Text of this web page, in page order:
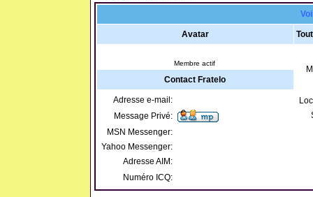
Avatar
Membre actif
Contact Fratelo
Adresse e-mail:
Message Privé:
MSN Messenger:
Yahoo Messenger:
Adresse AIM:
Numéro ICQ: